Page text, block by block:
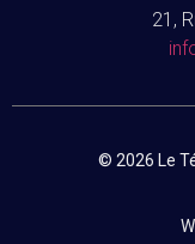
21,
© 2026 Le